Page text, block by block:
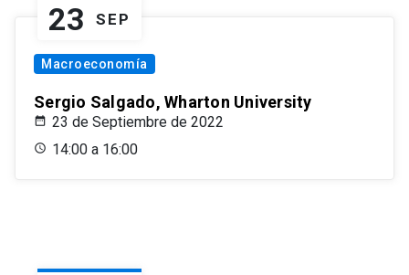
23 SEP
Macroeconomía
Sergio Salgado, Wharton University
23 de Septiembre de 2022
14:00 a 16:00